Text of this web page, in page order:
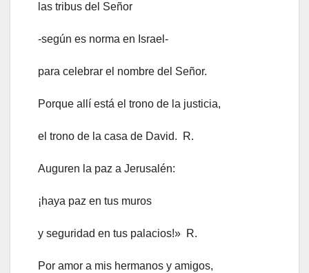
las tribus del Señor
-según es norma en Israel-
para celebrar el nombre del Señor.
Porque allí está el trono de la justicia,
el trono de la casa de David. R.
Auguren la paz a Jerusalén:
¡haya paz en tus muros
y seguridad en tus palacios!» R.
Por amor a mis hermanos y amigos,